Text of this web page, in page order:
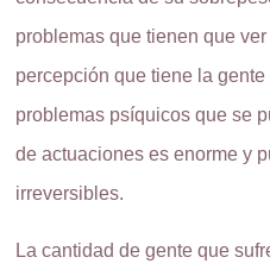
problemas que tienen que
percepción que tiene la
problemas psíquicos que se
de actuaciones es enorme y
irreversibles.
La cantidad de gente que